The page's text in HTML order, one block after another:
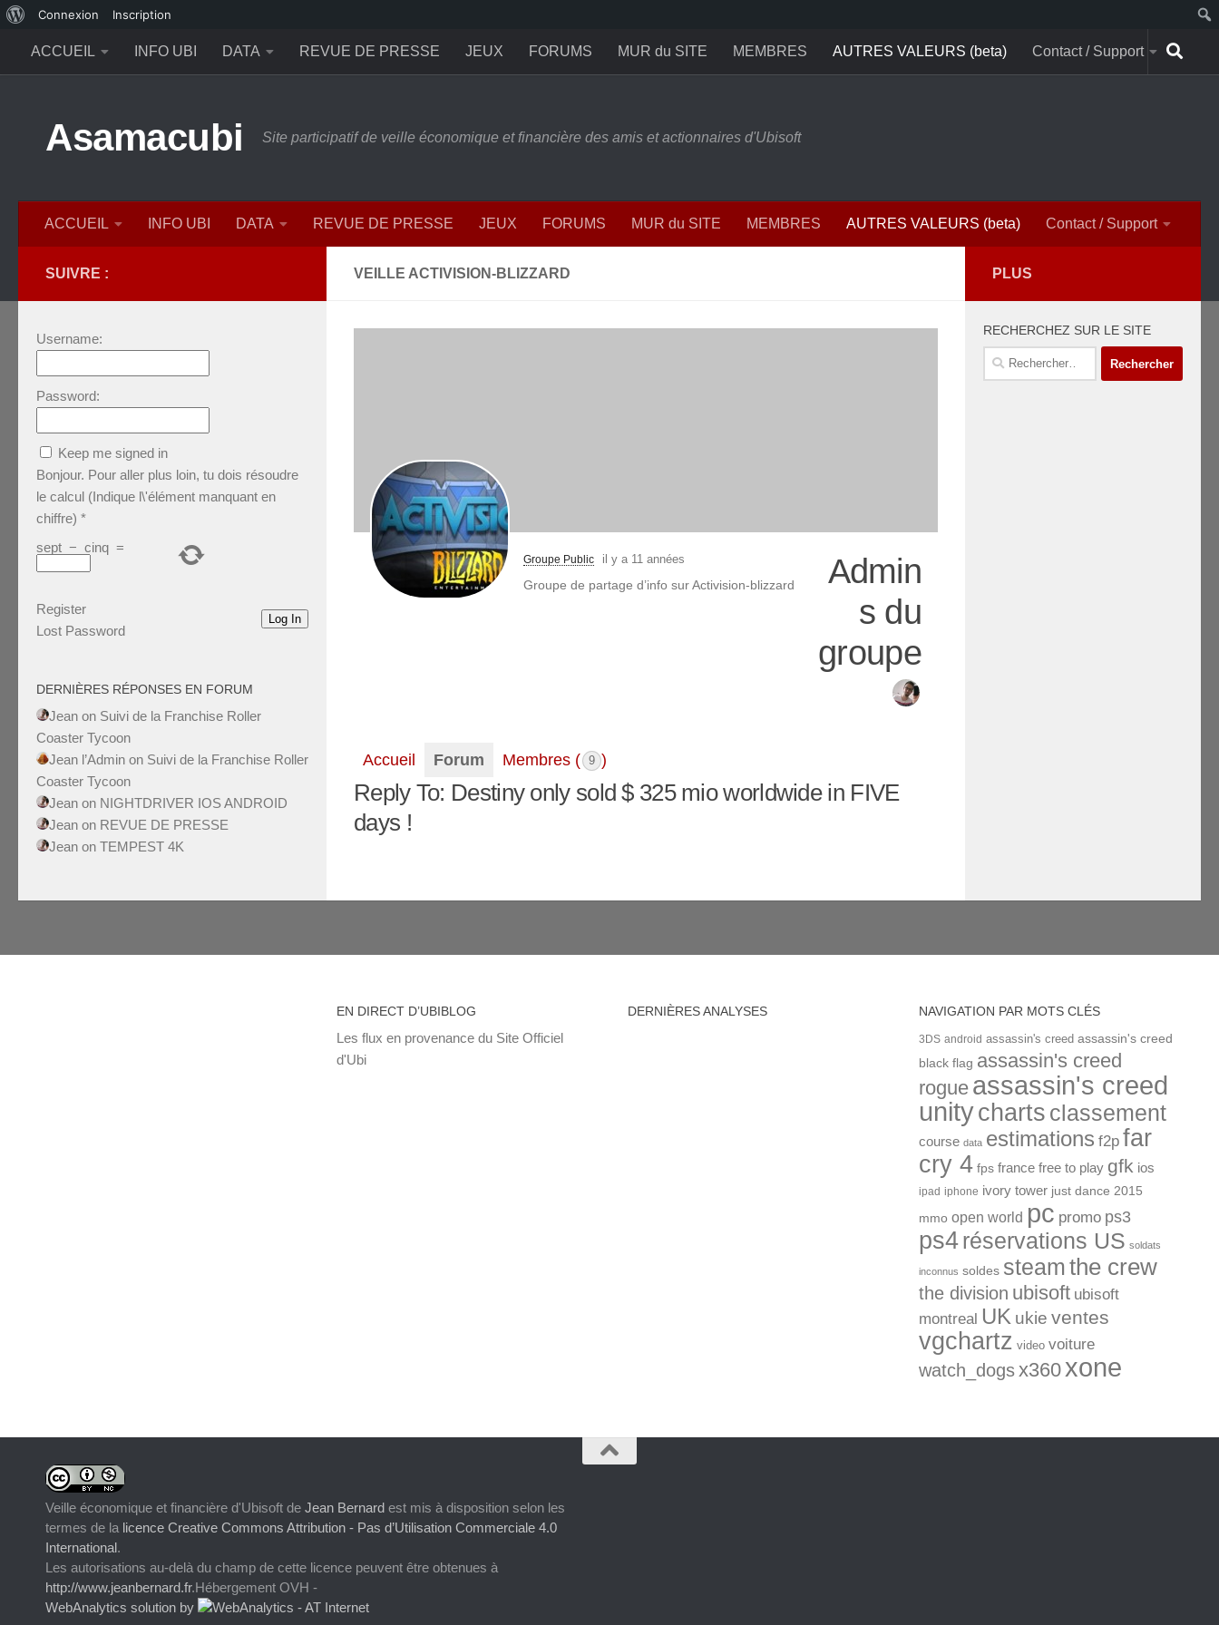
propos
de
Connexion Inscription
ACCUEIL
INFO UBI DATA REVUE DE PRESSE JEUX FORUMS MUR du SITE MEMBRES AUTRES VALEURS (beta) Contact / Support
Asamacubi Site participatif de veille économique et financière des amis et actionnaires d'Ubisoft
ACCUEIL INFO UBI DATA REVUE DE PRESSE JEUX FORUMS MUR du SITE MEMBRES AUTRES VALEURS (beta) Contact / Support
VEILLE ACTIVISION-BLIZZARD
Groupe Public il y a 11 années
Groupe de partage d’info sur Activision-blizzard
Admin
s du
groupe
Accueil Forum Membres ( 9 )
Reply To: Destiny only sold $ 325 mio worldwide in FIVE
days !
SUIVRE :
Username:
Password:
Keep me signed in
Bonjour. Pour aller plus loin, tu dois résoudre
le calcul (Indique l\'élément manquant en
chiffre) *
sept − cinq =
Log In
Register
Lost Password
DERNIÈRES RÉPONSES EN FORUM
Jean on Suivi de la Franchise Roller
Coaster Tycoon
Jean l’Admin on Suivi de la Franchise Roller
Coaster Tycoon
Jean on NIGHTDRIVER IOS ANDROID
Jean on REVUE DE PRESSE
Jean on TEMPEST 4K
PLUS
RECHERCHEZ SUR LE SITE
Rechercher :
EN DIRECT D’UBIBLOG
Les flux en provenance du Site Officiel
d'Ubi
DERNIÈRES ANALYSES NAVIGATION PAR MOTS CLÉS
3DS android assassin's creed assassin's creed
black flag assassin's creed
rogue assassin's creed
unitycharts classement
course data estimations f2p far
cry 4 fps france free to play gfk ios
ipad iphone ivory tower just dance 2015
mmo open world pc promo ps3
ps4réservations US soldats
inconnus soldes steamthe crew
the division ubisoft ubisoft
montreal UK ukie ventes
vgchartz video voiture
watch_dogsx360 xone
Veille économique et financière d'Ubisoft de Jean Bernard est mis à disposition selon les
termes de la licence Creative Commons Attribution - Pas d’Utilisation Commerciale 4.0
International.
Les autorisations au-delà du champ de cette licence peuvent être obtenues à
http://www.jeanbernard.fr.Hébergement OVH -
WebAnalytics solution by